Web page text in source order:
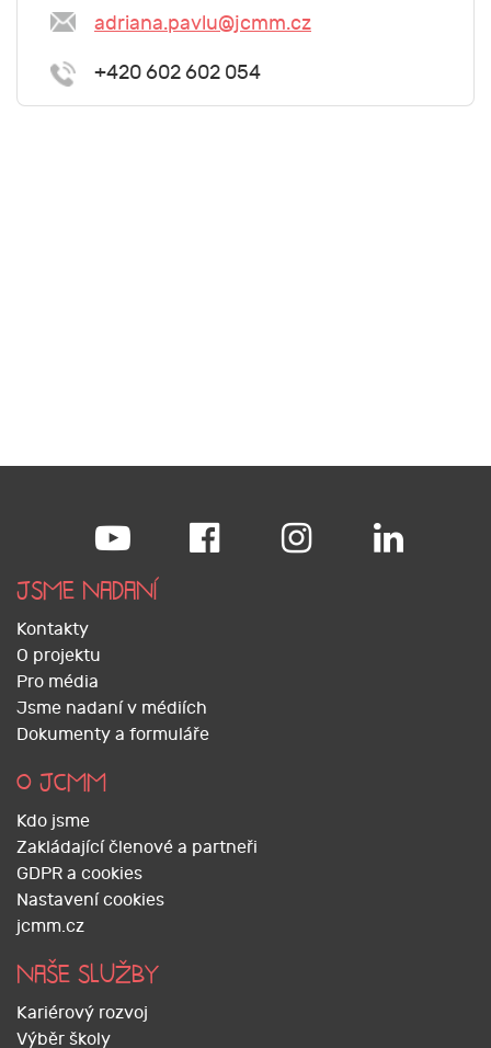
adriana.pavlu@jcmm.cz
+420 602 602 054
JSME NADANÍ
Kontakty
O projektu
Pro média
Jsme nadaní v médiích
Dokumenty a formuláře
O JCMM
Kdo jsme
Zakládající členové a partneři
GDPR a cookies
Nastavení cookies
jcmm.cz
NAŠE SLUŽBY
Kariérový rozvoj
Výběr školy